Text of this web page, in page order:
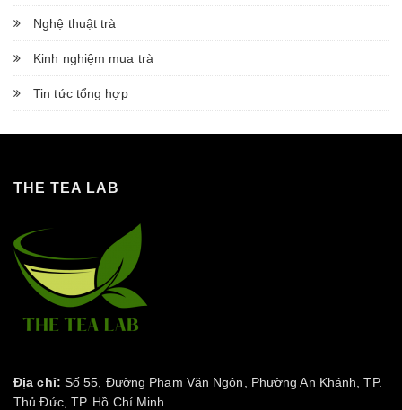
Nghệ thuật trà
Kinh nghiệm mua trà
Tin tức tổng hợp
THE TEA LAB
Địa chỉ: Số 55, Đường Phạm Văn Ngôn, Phường An Khánh, TP.
Thủ Đức, TP. Hồ Chí Minh